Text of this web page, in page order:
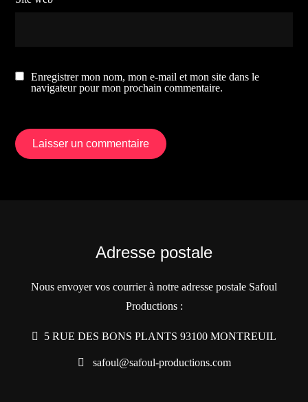
Enregistrer mon nom, mon e-mail et mon site dans le
navigateur pour mon prochain commentaire.
Adresse postale
Nous envoyer vos courrier à notre adresse postale Safoul
Productions :
5 RUE DES BONS PLANTS 93100 MONTREUIL
safoul@safoul-productions.com